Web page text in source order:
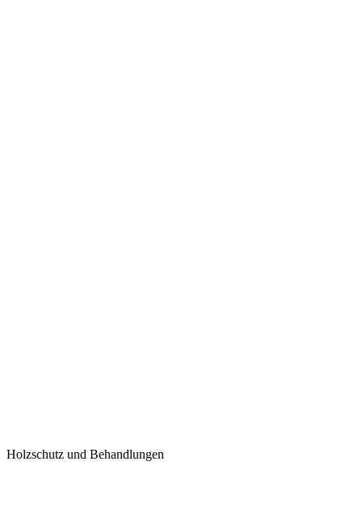
Holzschutz und Behandlungen